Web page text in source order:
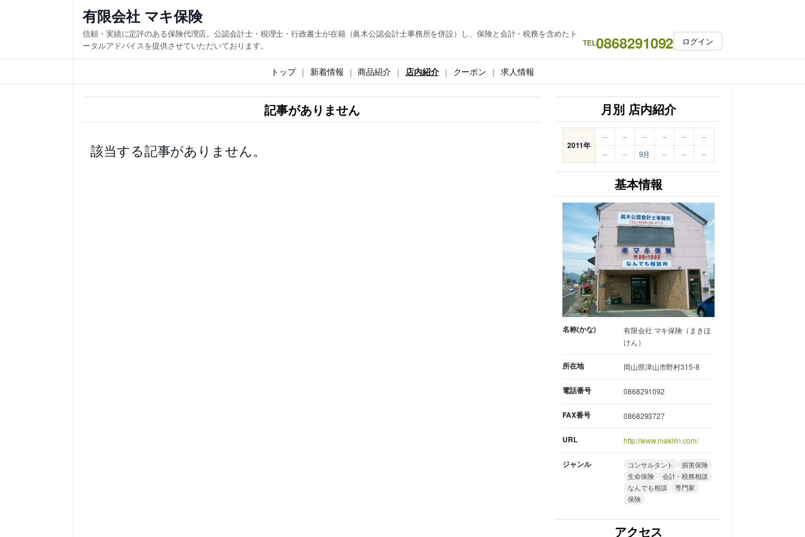
ス
キ
有限会社 マキ保険
信頼・実績に定評のある保険代理店。公認会計士・税理士・行政書士が在籍（眞木公認会計士事務所を併設）し、保険と会計・税務を含めたト
ータルアドバイスを提供させていただいております。
TEL0868291092 ログイン
トップ 新着情報 商品紹介 店内紹介 クーポン 求人情報
記事がありません
該当する記事がありません。
月別 店内紹介
2011年
– – – – –
–
–
– 9月 – – –
基本情報
名称(かな)
有限会社 マキ保険（まきほ
けん）
所在地 岡山県津山市野村315-8
電話番号 0868291092
FAX番号 0868293727
URL http://www.makirin.com/
ジャンル コンサルタント
損害保険
生命保険
会計・税務相談
なんでも相談
専門家
保険
アクセス